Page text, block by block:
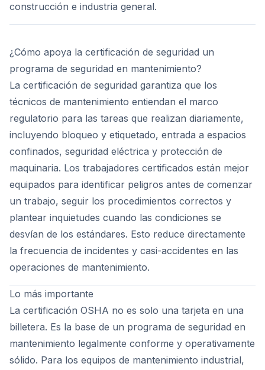
construcción e industria general.
¿Cómo apoya la certificación de seguridad un
programa de seguridad en mantenimiento?
La certificación de seguridad garantiza que los
técnicos de mantenimiento entiendan el marco
regulatorio para las tareas que realizan diariamente,
incluyendo bloqueo y etiquetado, entrada a espacios
confinados, seguridad eléctrica y protección de
maquinaria. Los trabajadores certificados están mejor
equipados para identificar peligros antes de comenzar
un trabajo, seguir los procedimientos correctos y
plantear inquietudes cuando las condiciones se
desvían de los estándares. Esto reduce directamente
la frecuencia de incidentes y casi-accidentes en las
operaciones de mantenimiento.
Lo más importante
La certificación OSHA no es solo una tarjeta en una
billetera. Es la base de un programa de seguridad en
mantenimiento legalmente conforme y operativamente
sólido. Para los equipos de mantenimiento industrial,